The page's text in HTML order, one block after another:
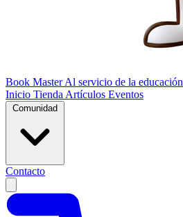
Book Master Al servicio de la educación
Inicio Tienda Artículos Eventos
Comunidad
Contacto